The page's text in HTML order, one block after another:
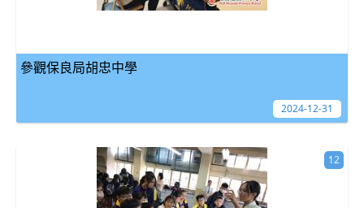
參觀保良局胡忠中學
2024-12-31
12